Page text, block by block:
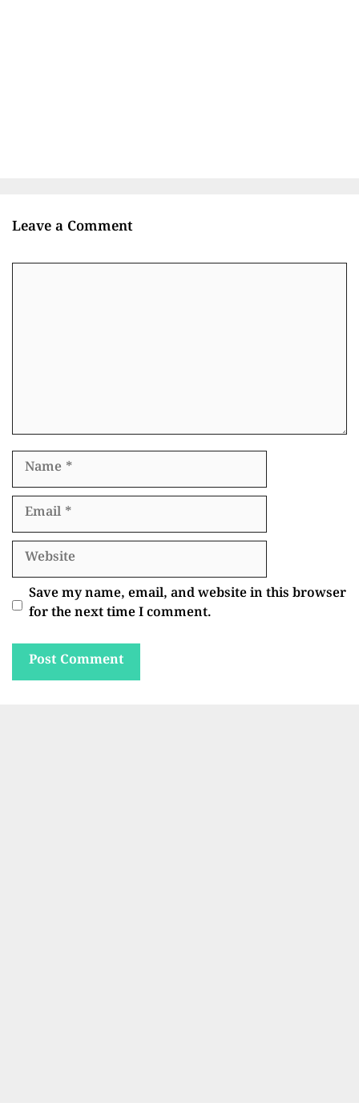
Leave a Comment
Name
Email
Website
Save my name, email, and website in this browser
for the next time I comment.